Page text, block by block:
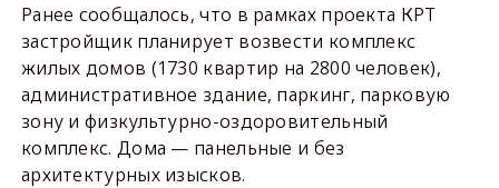
Ранее сообщалось, что в рамках проекта КРТ
застройщик планирует возвести комплекс
жилых домов (1730 квартир на 2800 человек),
административное здание, паркинг, парковую
зону и физкультурно-оздоровительный
комплекс. Дома — панельные и без
архитектурных изысков.